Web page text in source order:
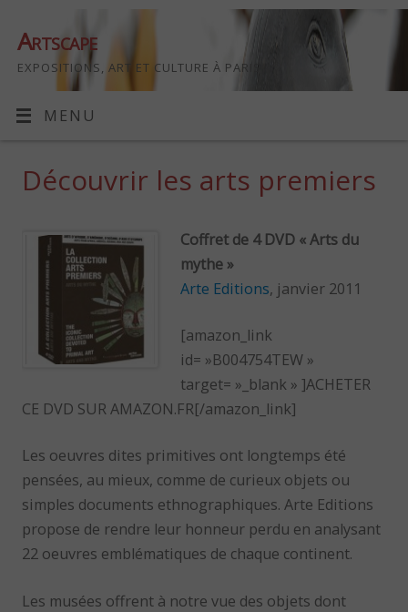
Artscape
EXPOSITIONS, ART ET CULTURE À PARIS
MENU
Découvrir les arts premiers
Coffret de 4 DVD « Arts du
mythe »
Arte Editions, janvier 2011
[amazon_link
id= »B004754TEW »
target= »_blank » ]ACHETER
CE DVD SUR AMAZON.FR[/amazon_link]
Les oeuvres dites primitives ont longtemps été
pensées, au mieux, comme de curieux objets ou
simples documents ethnographiques. Arte Editions
propose de rendre leur honneur perdu en analysant
22 oeuvres emblématiques de chaque continent.
Les musées offrent à notre vue des objets dont